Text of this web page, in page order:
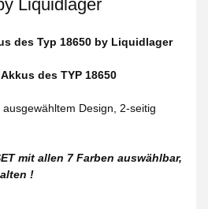
Liquidlager
des Typ 18650 by Liquidlager
des TYP 18650
Design, 2-seitig
mit allen 7 Farben auswählbar,
!